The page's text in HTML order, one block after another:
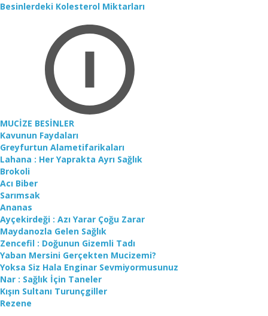
Besinlerdeki Kolesterol Miktarları
MUCİZE BESİNLER
Kavunun Faydaları
Greyfurtun Alametifarikaları
Lahana : Her Yaprakta Ayrı Sağlık
Brokoli
Acı Biber
Sarımsak
Ananas
Ayçekirdeği : Azı Yarar Çoğu Zarar
Maydanozla Gelen Sağlık
Zencefil : Doğunun Gizemli Tadı
Yaban Mersini Gerçekten Mucizemi?
Yoksa Siz Hala Enginar Sevmiyormusunuz
Nar : Sağlık İçin Taneler
Kışın Sultanı Turunçgiller
Rezene